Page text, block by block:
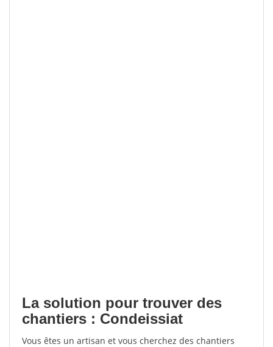
La solution pour trouver des
chantiers : Condeissiat
Vous êtes un artisan et vous cherchez des chantiers